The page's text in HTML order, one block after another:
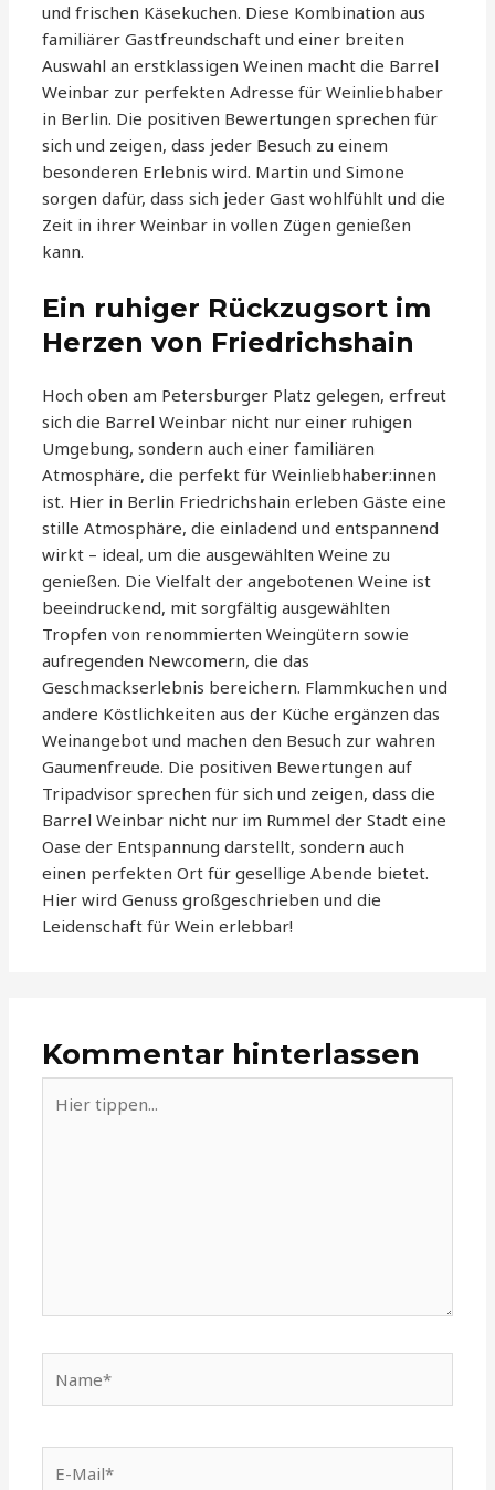
und frischen Käsekuchen. Diese Kombination aus
familiärer Gastfreundschaft und einer breiten
Auswahl an erstklassigen Weinen macht die Barrel
Weinbar zur perfekten Adresse für Weinliebhaber
in Berlin. Die positiven Bewertungen sprechen für
sich und zeigen, dass jeder Besuch zu einem
besonderen Erlebnis wird. Martin und Simone
sorgen dafür, dass sich jeder Gast wohlfühlt und die
Zeit in ihrer Weinbar in vollen Zügen genießen
kann.
Ein ruhiger Rückzugsort im
Herzen von Friedrichshain
Hoch oben am Petersburger Platz gelegen, erfreut
sich die Barrel Weinbar nicht nur einer ruhigen
Umgebung, sondern auch einer familiären
Atmosphäre, die perfekt für Weinliebhaber:innen
ist. Hier in Berlin Friedrichshain erleben Gäste eine
stille Atmosphäre, die einladend und entspannend
wirkt – ideal, um die ausgewählten Weine zu
genießen. Die Vielfalt der angebotenen Weine ist
beeindruckend, mit sorgfältig ausgewählten
Tropfen von renommierten Weingütern sowie
aufregenden Newcomern, die das
Geschmackserlebnis bereichern. Flammkuchen und
andere Köstlichkeiten aus der Küche ergänzen das
Weinangebot und machen den Besuch zur wahren
Gaumenfreude. Die positiven Bewertungen auf
Tripadvisor sprechen für sich und zeigen, dass die
Barrel Weinbar nicht nur im Rummel der Stadt eine
Oase der Entspannung darstellt, sondern auch
einen perfekten Ort für gesellige Abende bietet.
Hier wird Genuss großgeschrieben und die
Leidenschaft für Wein erlebbar!
Kommentar hinterlassen
tippen...
Mail*